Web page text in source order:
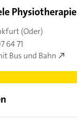
Physiotherapie
(Oder)
64 71
Bus und Bahn